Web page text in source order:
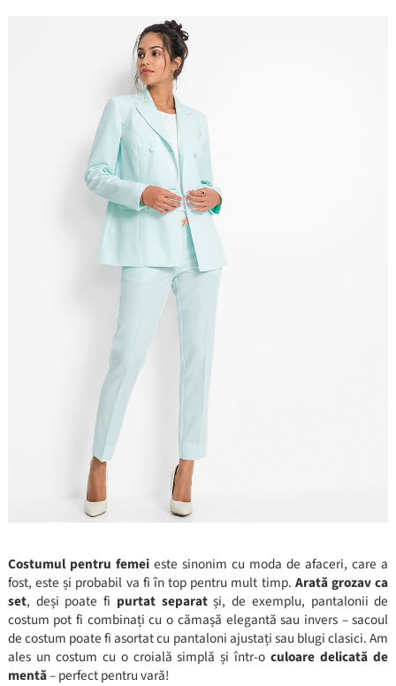
Costumul pentru femeieste sinonim cu moda de afaceri, care a
fost, este și probabil va fi în top pentru mult timp. Arată grozav ca
set, deși poate fi purtat separatși, de exemplu, pantalonii de
costum pot fi combinați cu o cămașă elegantă sau invers – sacoul
de costum poate fi asortat cu pantaloni ajustați sau blugi clasici. Am
ales un costum cu o croială simplă și într-oculoare delicată de
mentă– perfect pentru vară!